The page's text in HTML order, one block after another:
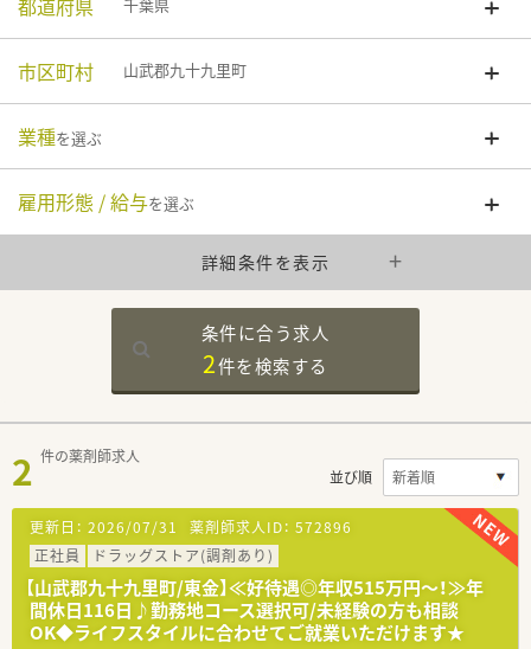
都道府県 千葉県
市区町村 山武郡九十九里町
業種を選ぶ
雇用形態 / 給与を選ぶ
詳細条件を表示
条件に合う求人
2件を検索する
2 件の薬剤師求人
並び順
更新日： 2026/07/31 薬剤師求人ID： 572896
正社員
ドラッグストア(調剤あり)
【山武郡九十九里町/東金】≪好待遇◎年収515万円～！≫年
間休日116日♪勤務地コース選択可/未経験の方も相談
OK◆ライフスタイルに合わせてご就業いただけます★